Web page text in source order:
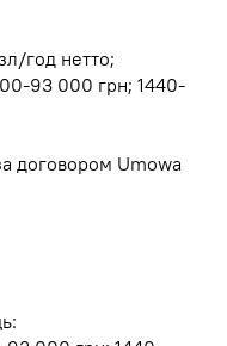
год нетто;
93 000 грн; 1440-
договором Umowa